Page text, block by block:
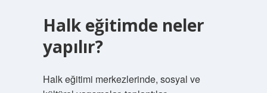
Halk eğitimde neler
yapılır?
Halk eğitimi merkezlerinde, sosyal ve